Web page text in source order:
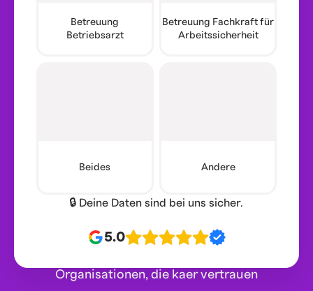
Betreuung
Betriebsarzt
Betreuung Fachkraft für
Arbeitssicherheit
Beides Andere
🔒 Deine Daten sind bei uns sicher.
5.0
Organisationen, die kaer vertrauen